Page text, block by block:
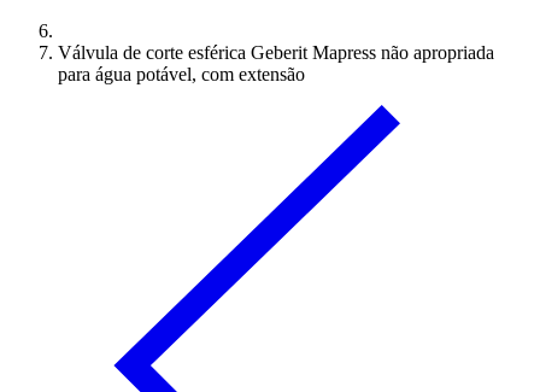
Válvula de corte esférica Geberit Mapress não apropriada
para água potável, com extensão